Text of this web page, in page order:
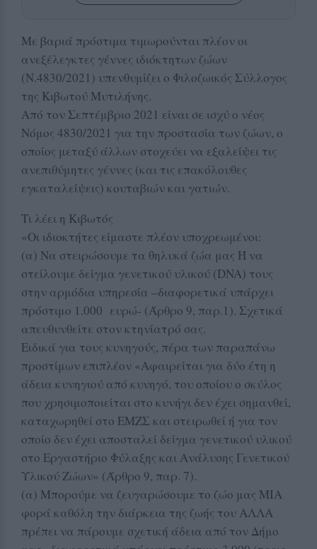
Με βαριά πρόστιμα τιμωρούνται πλέον οι
ανεξέλεγκτες γέννες ιδιόκτητων ζώων
(Ν.4830/2021) υπενθυμίζει ο Φιλοζωικός Σύλλογος
της Κιβωτού Μυτιλήνης.
Από τον Σεπτέμβριο 2021 είναι σε ισχύ ο νέος
Νόμος 4830/2021 για την προστασία των ζώων, ο
οποίος μεταξύ άλλων στοχεύει να εξαλείψει τις
ανεπιθύμητες γέννες (και τις επακόλουθες
εγκαταλείψεις) κουταβιών και γατιών.
Τι λέει η Κιβωτός
«Οι ιδιοκτήτες είμαστε πλέον υποχρεωμένοι:
(α) Να στειρώσουμε τα θηλυκά ζώα μας Ή να
στείλουμε δείγμα γενετικού υλικού (DNA) τους
στην αρμόδια υπηρεσία –διαφορετικά υπάρχει
πρόστιμο 1.000 ευρώ- (Άρθρο 9, παρ.1). Σχετικά
απευθυνθείτε στον κτηνίατρό σας.
Ειδικά για τους κυνηγούς, πέρα των παραπάνω
προστίμων επιπλέον «Αφαιρείται για δύο έτη η
άδεια κυνηγιού από κυνηγό, του οποίου ο σκύλος
που χρησιμοποιείται στο κυνήγι δεν έχει σημανθεί,
καταχωρηθεί στο ΕΜΖΣ και στειρωθεί ή για τον
οποίο δεν έχει αποσταλεί δείγμα γενετικού υλικού
στο Εργαστήριο Φύλαξης και Ανάλυσης Γενετικού
Υλικού Ζώων» (Άρθρο 9, παρ. 7).
(α) Μπορούμε να ζευγαρώσουμε το ζώο μας ΜΙΑ
φορά καθόλη την διάρκεια της ζωής του ΑΛΛΑ
πρέπει να πάρουμε σχετική άδεια από τον Δήμο